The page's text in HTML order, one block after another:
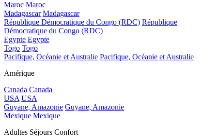
Maroc Maroc
Madagascar Madagascar
République Démocratique du Congo (RDC) République
Démocratique du Congo (RDC)
Egypte Egypte
Togo Togo
Pacifique, Océanie et Australie Pacifique, Océanie et Australie
Amérique
Canada Canada
USA USA
Guyane, Amazonie Guyane, Amazonie
Mexique Mexique
Adultes Séjours Confort